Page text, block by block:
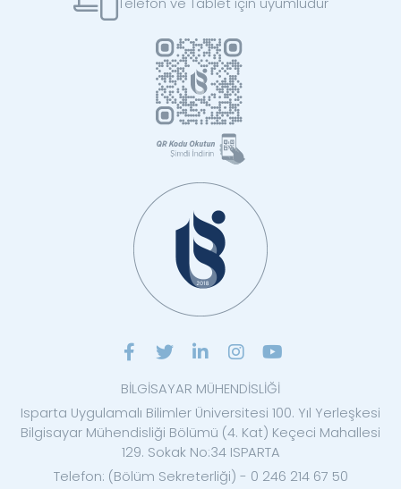
BİLGİSAYAR MÜHENDİSLİĞİ
Isparta Uygulamalı Bilimler Üniversitesi 100. Yıl Yerleşkesi
Bilgisayar Mühendisliği Bölümü (4. Kat) Keçeci Mahallesi
129. Sokak No:34 ISPARTA
Telefon: (Bölüm Sekreterliği) - 0 246 214 67 50